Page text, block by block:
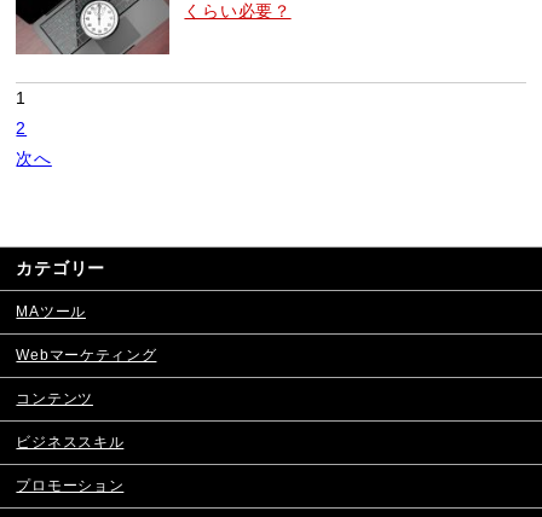
くらい必要？
1
2
次へ
カテゴリー
MAツール
Webマーケティング
コンテンツ
ビジネススキル
プロモーション